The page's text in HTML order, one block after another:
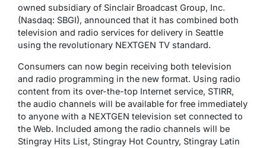
owned subsidiary of Sinclair Broadcast Group, Inc.
(Nasdaq: SBGI), announced that it has combined both
television and radio services for delivery in Seattle
using the revolutionary NEXTGEN TV standard.
Consumers can now begin receiving both television
and radio programming in the new format. Using radio
content from its over-the-top Internet service, STIRR,
the audio channels will be available for free immediately
to anyone with a NEXTGEN television set connected to
the Web. Included among the radio channels will be
Stingray Hits List, Stingray Hot Country, Stingray Latin